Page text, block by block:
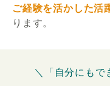
ご経験を活かした活
ります。
＼「自分にも